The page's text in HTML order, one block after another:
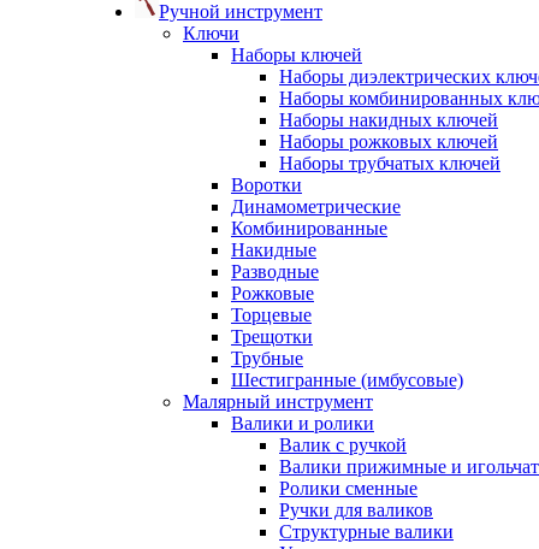
Ручной инструмент
Ключи
Наборы ключей
Наборы диэлектрических
Наборы комбинированных
Наборы накидных ключей
Наборы рожковых ключей
Наборы трубчатых ключей
Воротки
Динамометрические
Комбинированные
Накидные
Разводные
Рожковые
Торцевые
Трещотки
Трубные
Шестигранные (имбусовые)
Малярный инструмент
Валики и ролики
Валик с ручкой
Валики прижимные и
Ролики сменные
Ручки для валиков
Структурные валики